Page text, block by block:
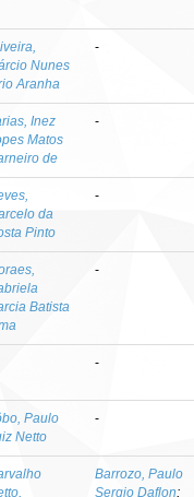
Nunes
Aranha
-
Inez
Matos
de
-
da
Pinto
-
Batista
-
-
Paulo
Netto
-
Barrozo, Paulo
Sergio Daflon;